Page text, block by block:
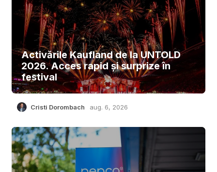
Activările Kaufland de la UNTOLD
2026. Acces rapid și surprize în
festival
Cristi Dorombach aug. 6, 2026